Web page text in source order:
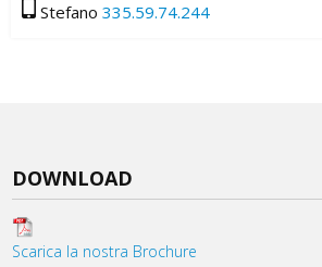
Stefano 335.59.74.244
DOWNLOAD
Scarica la nostra Brochure